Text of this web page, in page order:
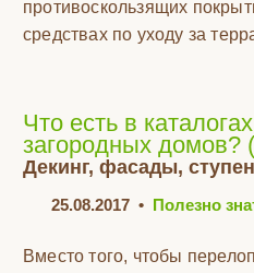
противоскользящих
средствах по уходу за
Что есть в
загородных домов?
Декинг, фасады,
25.08.2017 • Полезно
Вместо того, чтобы